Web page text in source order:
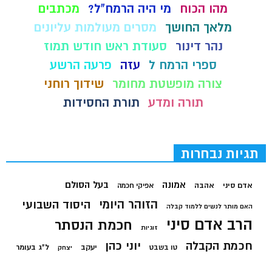
מהו הכוח
מי היה הרמח"ל?
מכתבים
מלאך החושך
מסרים מעולמות עליונים
נהר דינור
סעודת ראש חודש תמוז
ספרי הרמח ל
עזה
פרעה הרשע
צורה מופשטת מחומר
שידוך רוחני
תורה ומדע תורת החסידות
תגיות נבחרות
אדם סיני אהבה אמונה אפיקי חכמה בעל הסולם
האם מותר לנשים ללמוד קבלה הזוהר היומי היסוד השבועי
הרב אדם סיני זוגיות חכמת הנסתר
חכמת הקבלה טו בשבט יוני כהן יעקב יצחק ל"ג בעומר